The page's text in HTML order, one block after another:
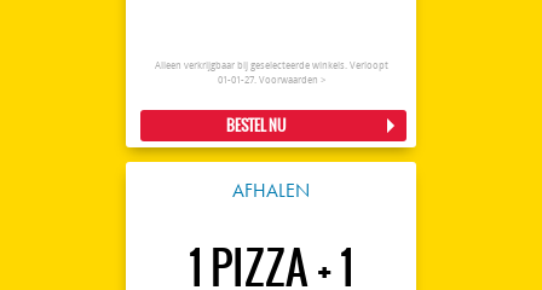
Alleen verkrijgbaar bij geselecteerde winkels. Verloopt
01-01-27. Voorwaarden >
BESTEL NU
AFHALEN
1 PIZZA + 1